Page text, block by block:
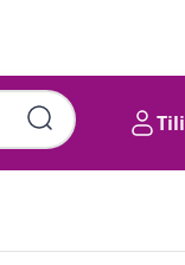
Tili
102